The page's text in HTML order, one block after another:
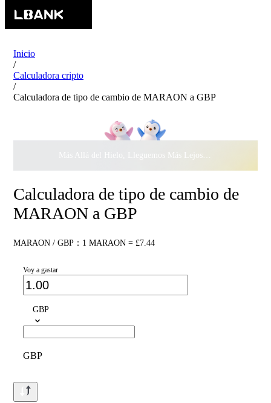
Inicio
/
Calculadora cripto
/
Calculadora de tipo de cambio de MARAON a GBP
Más Allá del Hielo, Lleguemos Más Lejos Juntos ·
Calculadora de tipo de cambio de
MARAON a GBP
MARAON / GBP：1 MARAON = £7.44
Voy a gastar
GBP
GBP